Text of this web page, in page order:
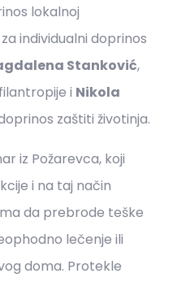
lokalnoj
za individualni doprinos
Stanković,
i Nikola
zaštiti životinja.
iz Požarevca, koji
i na taj način
da prebrode teške
lečenje ili
doma. Protekle